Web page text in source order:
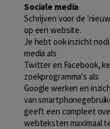
Sociale media
Schrijven voor de
op een website.
Je hebt ook inzicht
media als
Twitter en Facebook,
zoekprogramma's als
Google werken en
van
geeft een compleet
webteksten maximaal